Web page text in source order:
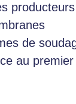
producteurs
de
au premier